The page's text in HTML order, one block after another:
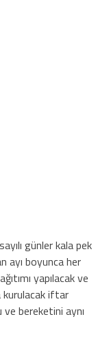
günler kala pek
ayı boyunca her
yapılacak ve
iftar
bereketini aynı